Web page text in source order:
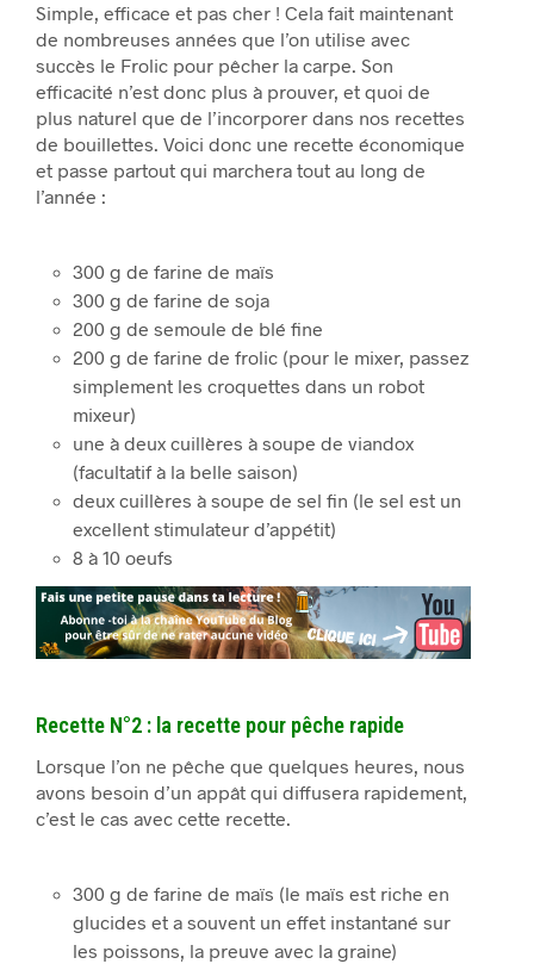
Simple, efficace et pas cher ! Cela fait maintenant
de nombreuses années que l’on utilise avec
succès le Frolic pour pêcher la carpe. Son
efficacité n’est donc plus à prouver, et quoi de
plus naturel que de l’incorporer dans nos recettes
de bouillettes. Voici donc une recette économique
et passe partout qui marchera tout au long de
l’année :
300 g de farine de maïs
300 g de farine de soja
200 g de semoule de blé fine
200 g de farine de frolic (pour le mixer, passez
simplement les croquettes dans un robot
mixeur)
une à deux cuillères à soupe de viandox
(facultatif à la belle saison)
deux cuillères à soupe de sel fin (le sel est un
excellent stimulateur d’appétit)
8 à 10 oeufs
Recette N°2 : la recette pour pêche rapide
Lorsque l’on ne pêche que quelques heures, nous
avons besoin d’un appât qui diffusera rapidement,
c’est le cas avec cette recette.
300 g de farine de maïs (le maïs est riche en
glucides et a souvent un effet instantané sur
les poissons, la preuve avec la graine)